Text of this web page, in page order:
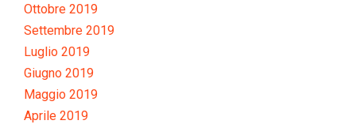
Ottobre 2019
Settembre 2019
Luglio 2019
Giugno 2019
Maggio 2019
Aprile 2019